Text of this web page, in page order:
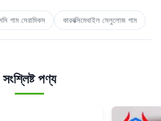
গাম সেরামিকস কারবক্সিমেথাইল সেলুলোজ গাম
সংশ্লিষ্ট পণ্য